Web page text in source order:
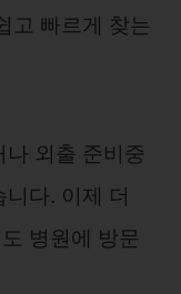
고 빠르게 찾는
외출 준비중
다. 이제 더
병원에 방문